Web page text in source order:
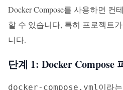
Docker Compose를 사용하면 컨
할 수 있습니다, 특히 프로젝트
니다.
단계 1: Docker Compose
docker-compose.yml이라